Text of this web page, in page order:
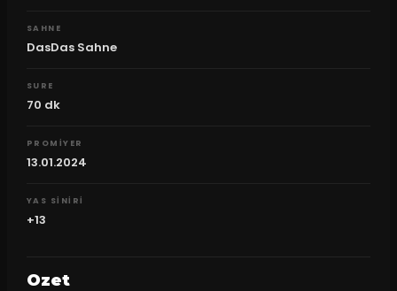
SAHNE
DasDas Sahne
SURE
70 dk
PROMIYER
13.01.2024
YAS SINIRI
+13
Ozet